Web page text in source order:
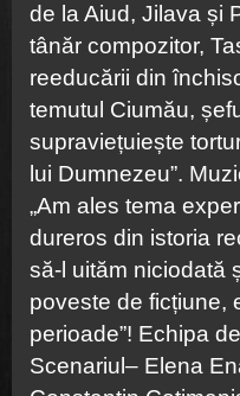
de la Aiud, Jilava și
tânăr compozitor,
reeducării din
temutul Ciumău,
supraviețuiește
lui Dumnezeu”.
„Am ales tema
dureros din istoria
să-l uităm niciodată
poveste de ficțiune,
perioade”! Echipa
Scenariul– Elena